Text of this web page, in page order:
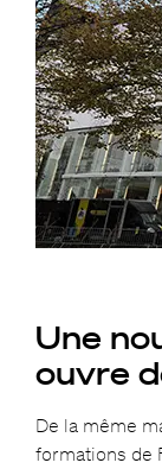
Une
ouvre
De la même
formations de